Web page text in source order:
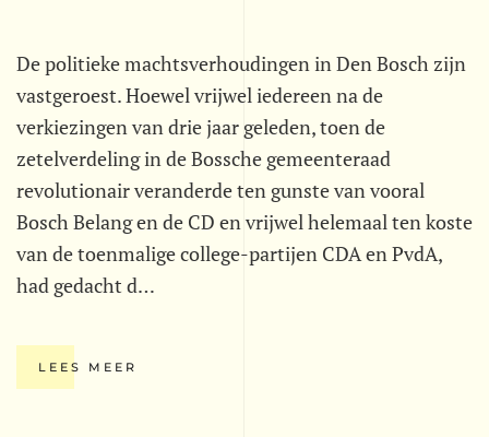
De politieke machtsverhoudingen in Den Bosch zijn
vastgeroest. Hoewel vrijwel iedereen na de
verkiezingen van drie jaar geleden, toen de
zetelverdeling in de Bossche gemeenteraad
revolutionair veranderde ten gunste van vooral
Bosch Belang en de CD en vrijwel helemaal ten koste
van de toenmalige college-partijen CDA en PvdA,
had gedacht d…
LEES MEER